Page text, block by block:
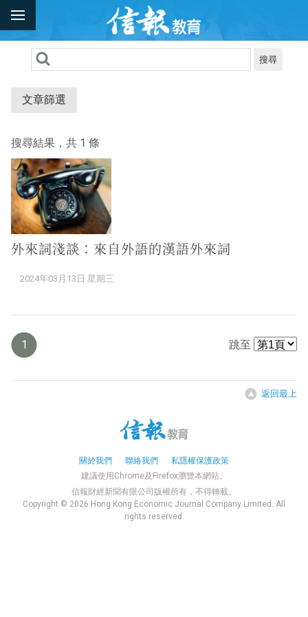
搜尋
文章篩選
搜尋結果，共 1 條
外來詞淺談：來自外語的漢語外來詞
2024年03月13日 星期三
1 跳至
返回最上
關於我們 聯絡我們
私隱權保護政策
建議使用Chrome及Firefox瀏覽本網站。
信報財經新聞有限公司版權所有，不得轉載。
Copyright © 2026 Hong Kong Economic Journal Company Limited. All
rights reserved.